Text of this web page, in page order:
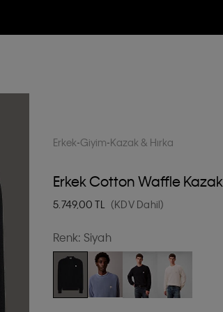
Erkek Giyim Kazak & Hırka
Erkek Cotton Waffle Kazak
5.749,00 TL (KDV Dahil)
Renk: Siyah